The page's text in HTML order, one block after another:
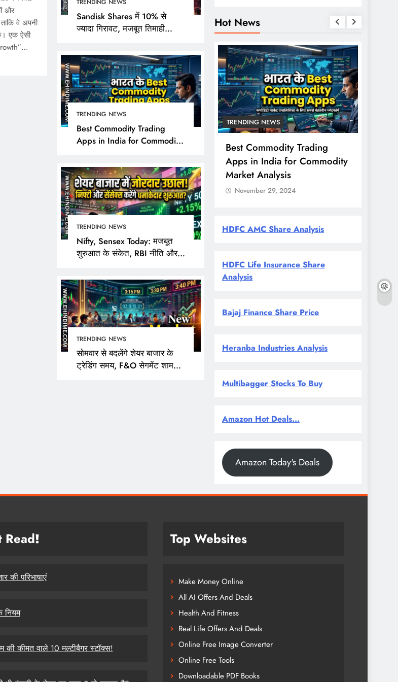
Sandisk Shares में 10% से
ज्यादा गिरावट, मजबूत तिमाही
निराश?
TRENDING NEWS
Best Commodity Trading
Apps in India for Commodity
TRENDING NEWS
Nifty, Sensex Today: मजबूत
शुरुआत के संकेत, RBI नीति और
TRENDING NEWS
सोमवार से बदलेंगे शेयर बाजार के
ट्रेडिंग समय, F&O सेगमेंट शाम
और
वे अपनी
एक ऐसी
Hot News
Sandisk Shares में 10% से ज्यादा
बावजूद निवेशक क्यों हुए निराश?
November 29, 2024
TRENDING NEWS
Best Commodity Trading
Apps in India for Commodity
Market Analysis
November 29, 2024
HDFC AMC Share Analysis
HDFC Life Insurance Share
Analysis
Bajaj Finance Share Price
Heranba Industries Analysis
Multibagger Stocks To Buy
Amazon Hot Deals...
Amazon Today's Deals
Read!
की परिभाषाएं
नियम
कीमत वाले 10 मल्टीबैगर स्टॉक्स!
Top Websites
Make Money Online
All AI Offers And Deals
Health And Fitness
Real Life Offers And Deals
Online Free Image Converter
Online Free Tools
Downloadable PDF Books